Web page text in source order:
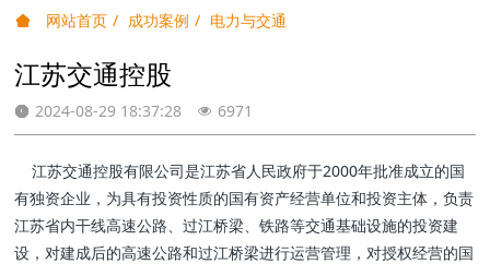
网站首页 成功案例 电力与交通
江苏交通控股
2024-08-29 18:37:28 6971
江苏交通控股有限公司是江苏省人民政府于2000年批准成立的国
有独资企业，为具有投资性质的国有资产经营单位和投资主体，负责
江苏省内干线高速公路、过江桥梁、铁路等交通基础设施的投资建
设，对建成后的高速公路和过江桥梁进行运营管理，对授权经营的国